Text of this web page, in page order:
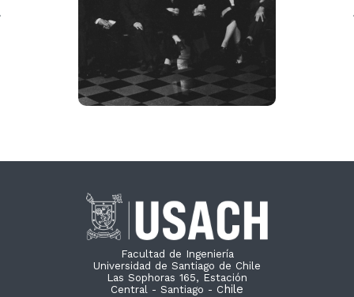
Facultad de Ingeniería
Universidad de Santiago de Chile
Las Sophoras 165, Estación
Central - Santiago - Chile